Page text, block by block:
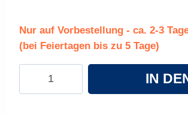
Nur auf Vorbestellung - ca. 2-3
(bei Feiertagen bis zu 5 Tage)
IN